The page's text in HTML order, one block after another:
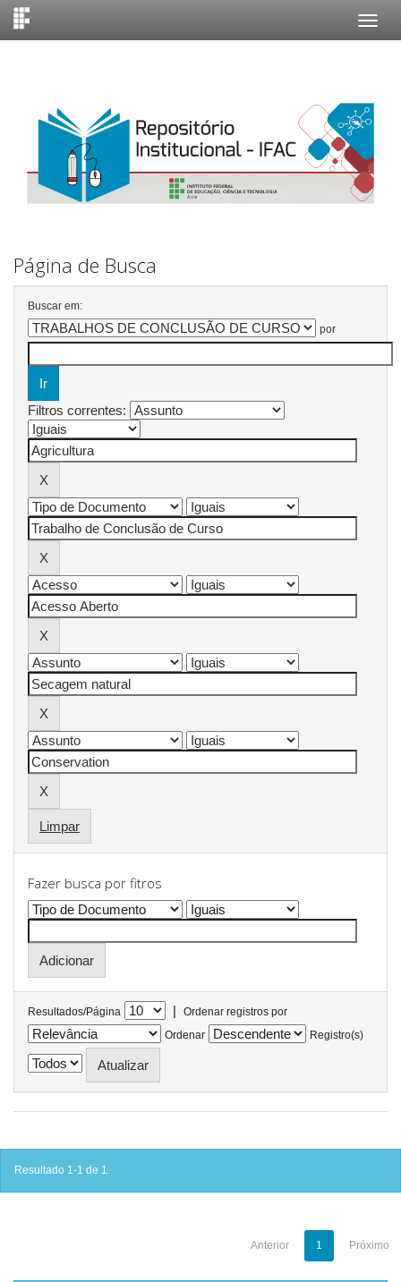
Página de Busca
Buscar em:
por
Filtros correntes:
Limpar
Fazer busca por fitros
Resultados/Página |
Ordenar registros por
Ordenar
Registro(s)
Resultado 1-1 de 1.
Anterior 1 Próximo